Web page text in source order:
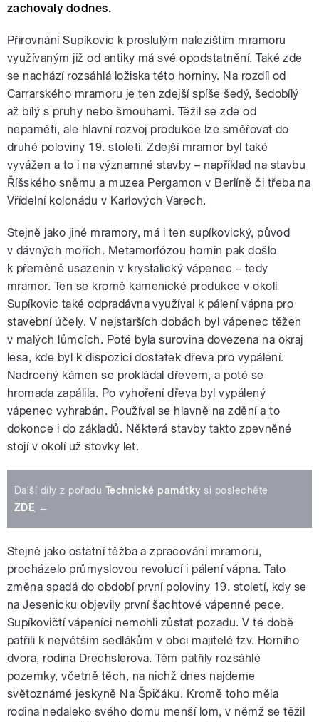
zachovaly dodnes.
Přirovnání Supíkovic k proslulým nalezištím mramoru
využívaným již od antiky má své opodstatnění. Také zde
se nachází rozsáhlá ložiska této horniny. Na rozdíl od
Carrarského mramoru je ten zdejší spíše šedý, šedobílý
až bílý s pruhy nebo šmouhami. Těžil se zde od
nepaměti, ale hlavní rozvoj produkce lze směřovat do
druhé poloviny 19. století. Zdejší mramor byl také
vyvážen a to i na významné stavby – například na stavbu
Říšského sněmu a muzea Pergamon v Berlíně či třeba na
Vřídelní kolonádu v Karlových Varech.
Stejně jako jiné mramory, má i ten supíkovický, původ
v dávných mořích. Metamorfózou hornin pak došlo
k přeměně usazenin v krystalický vápenec – tedy
mramor. Ten se kromě kamenické produkce v okolí
Supíkovic také odpradávna využíval k pálení vápna pro
stavební účely. V nejstarších dobách byl vápenec těžen
v malých lůmcích. Poté byla surovina dovezena na okraj
lesa, kde byl k dispozici dostatek dřeva pro vypálení.
Nadrcený kámen se prokládal dřevem, a poté se
hromada zapálila. Po vyhoření dřeva byl vypálený
vápenec vyhrabán. Používal se hlavně na zdění a to
dokonce i do základů. Některá stavby takto zpevněné
stojí v okolí už stovky let.
Další díly z pořadu Technické památky si poslechěte
ZDE ←
Stejně jako ostatní těžba a zpracování mramoru,
procházelo průmyslovou revolucí i pálení vápna. Tato
změna spadá do období první poloviny 19. století, kdy se
na Jesenicku objevily první šachtové vápenné pece.
Supíkovičtí vápeníci nemohli zůstat pozadu. V té době
patřili k největším sedlákům v obci majitelé tzv. Horního
dvora, rodina Drechslerova. Těm patřily rozsáhlé
pozemky, včetně těch, na nichž dnes najdeme
světoznámé jeskyně Na Špičáku. Kromě toho měla
rodina nedaleko svého domu menší lom, v němž se těžil